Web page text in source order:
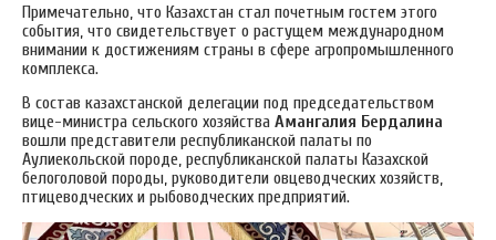
Примечательно, что Казахстан стал почетным гостем этого
события, что свидетельствует о растущем международном
внимании к достижениям страны в сфере агропромышленного
комплекса.
В состав казахстанской делегации под председательством
вице-министра сельского хозяйства Амангалия Бердалина
вошли представители республиканской палаты по
Аулиекольской породе, республиканской палаты Казахской
белоголовой породы, руководители овцеводческих хозяйств,
птицеводческих и рыбоводческих предприятий.